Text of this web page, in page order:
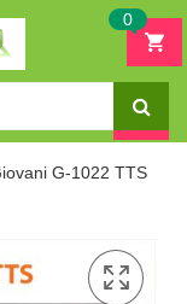
0
G-1022 TTS